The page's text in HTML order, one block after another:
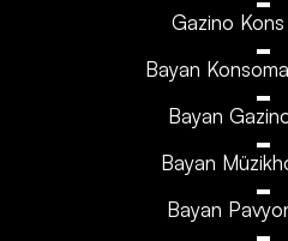
Gazino
Bayan
Bayan
Bayan
Bayan